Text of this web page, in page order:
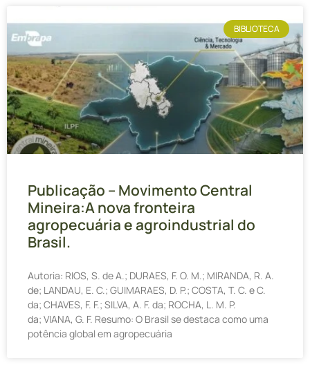
BIBLIOTECA
Publicação – Movimento Central
Mineira:A nova fronteira
agropecuária e agroindustrial do
Brasil.
Autoria: RIOS, S. de A.; DURAES, F. O. M.; MIRANDA, R. A.
de; LANDAU, E. C.; GUIMARAES, D. P.; COSTA, T. C. e C.
da; CHAVES, F. F.; SILVA, A. F. da; ROCHA, L. M. P.
da; VIANA, G. F. Resumo: O Brasil se destaca como uma
potência global em agropecuária